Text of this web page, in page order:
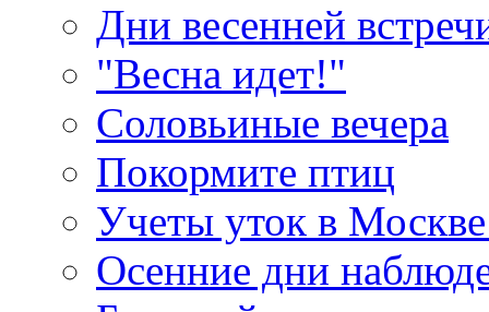
Дни весенней
"Весна идет!"
Соловьиные вечера
Покормите птиц
Учеты уток в
Осенние дни